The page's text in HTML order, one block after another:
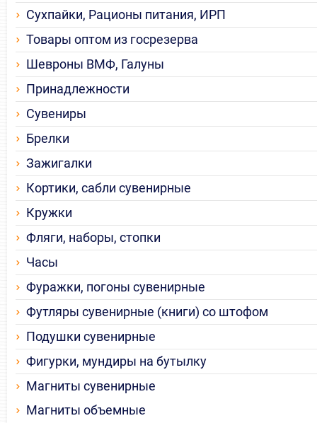
Сухпайки, Рационы питания, ИРП
Товары оптом из госрезерва
Шевроны ВМФ, Галуны
Принадлежности
Сувениры
Брелки
Зажигалки
Кортики, сабли сувенирные
Кружки
Фляги, наборы, стопки
Часы
Фуражки, погоны сувенирные
Футляры сувенирные (книги) со штофом
Подушки сувенирные
Фигурки, мундиры на бутылку
Магниты сувенирные
Магниты объемные